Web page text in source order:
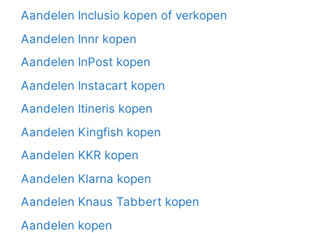
Aandelen Inclusio kopen of verkopen
Aandelen Innr kopen
Aandelen InPost kopen
Aandelen Instacart kopen
Aandelen Itineris kopen
Aandelen Kingfish kopen
Aandelen KKR kopen
Aandelen Klarna kopen
Aandelen Knaus Tabbert kopen
Aandelen kopen